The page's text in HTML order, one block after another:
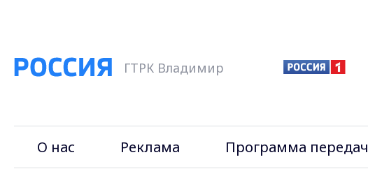
ГТРК Владимир
О нас Реклама Программа передач